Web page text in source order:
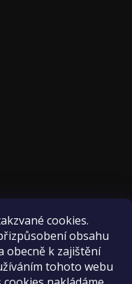
cookies.
obsahu
obecně k zajištění
tohoto webu